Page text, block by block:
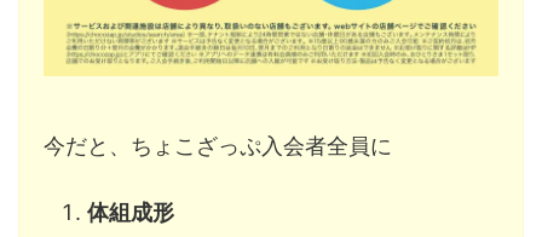
今だと、ちょこざっぷ入会者全員に
体組成形